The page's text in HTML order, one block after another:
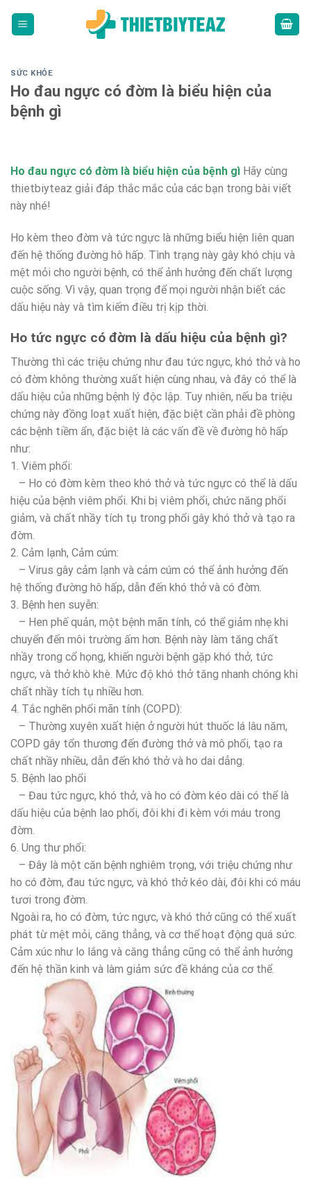
SỨC KHỎE
Ho đau ngực có đờm là biểu hiện của
bệnh gì
Ho đau ngực có đờm là biểu hiện của bệnh gì Hãy cùng
thietbiyteaz giải đáp thắc mắc của các bạn trong bài viết
này nhé!
Ho kèm theo đờm và tức ngực là những biểu hiện liên quan
đến hệ thống đường hô hấp. Tình trạng này gây khó chịu và
mệt mỏi cho người bệnh, có thể ảnh hưởng đến chất lượng
cuộc sống. Vì vậy, quan trọng để mọi người nhận biết các
dấu hiệu này và tìm kiếm điều trị kịp thời.
Ho tức ngực có đờm là dấu hiệu của bệnh gì?
Thường thì các triệu chứng như đau tức ngực, khó thở và ho
có đờm không thường xuất hiện cùng nhau, và đây có thể là
dấu hiệu của những bệnh lý độc lập. Tuy nhiên, nếu ba triệu
chứng này đồng loạt xuất hiện, đặc biệt cần phải đề phòng
các bệnh tiềm ẩn, đặc biệt là các vấn đề về đường hô hấp
như:
1. Viêm phổi:
– Ho có đờm kèm theo khó thở và tức ngực có thể là dấu
hiệu của bệnh viêm phổi. Khi bị viêm phổi, chức năng phổi
giảm, và chất nhầy tích tụ trong phổi gây khó thở và tạo ra
đờm.
2. Cảm lạnh, Cảm cúm:
– Virus gây cảm lạnh và cảm cúm có thể ảnh hưởng đến
hệ thống đường hô hấp, dẫn đến khó thở và có đờm.
3. Bệnh hen suyễn:
– Hen phế quản, một bệnh mãn tính, có thể giảm nhẹ khi
chuyển đến môi trường ấm hơn. Bệnh này làm tăng chất
nhầy trong cổ họng, khiến người bệnh gặp khó thở, tức
ngực, và thở khò khè. Mức độ khó thở tăng nhanh chóng khi
chất nhầy tích tụ nhiều hơn.
4. Tắc nghẽn phổi mãn tính (COPD):
– Thường xuyên xuất hiện ở người hút thuốc lá lâu năm,
COPD gây tổn thương đến đường thở và mô phổi, tạo ra
chất nhầy nhiều, dẫn đến khó thở và ho dai dẳng.
5. Bệnh lao phổi
– Đau tức ngực, khó thở, và ho có đờm kéo dài có thể là
dấu hiệu của bệnh lao phổi, đôi khi đi kèm với máu trong
đờm.
6. Ung thư phổi:
– Đây là một căn bệnh nghiêm trọng, với triệu chứng như
ho có đờm, đau tức ngực, và khó thở kéo dài, đôi khi có máu
tươi trong đờm.
Ngoài ra, ho có đờm, tức ngực, và khó thở cũng có thể xuất
phát từ mệt mỏi, căng thẳng, và cơ thể hoạt động quá sức.
Cảm xúc như lo lắng và căng thẳng cũng có thể ảnh hưởng
đến hệ thần kinh và làm giảm sức đề kháng của cơ thể.